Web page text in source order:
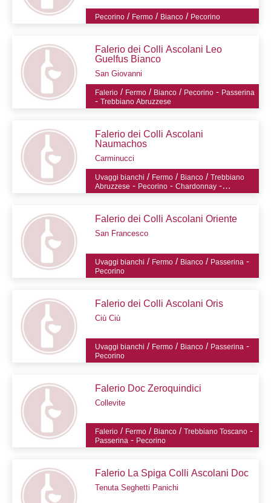
Pecorino / Fermo / Bianco / Pecorino
Falerio dei Colli Ascolani Leo
Guelfus Bianco
San Giovanni
Falerio / Fermo / Bianco / Pecorino - Passerina
-Trebbiano Abruzzese
Falerio dei Colli Ascolani
Naumachos
Carminucci
Uvaggi bianchi / Fermo / Bianco /Trebbiano
Abruzzese - Pecorino -Chardonnay -
Passerina
Falerio dei Colli Ascolani Oriente
San Francesco
Uvaggi bianchi / Fermo / Bianco / Passerina -
Pecorino
Falerio dei Colli Ascolani Oris
Ciù Ciù
Uvaggi bianchi / Fermo / Bianco / Passerina -
Pecorino
Falerio Doc Zeroquindici
Collevite
Falerio / Fermo / Bianco /Trebbiano Toscano -
Passerina - Pecorino
Falerio La Spiga Colli Ascolani Doc
Tenuta Seghetti Panichi